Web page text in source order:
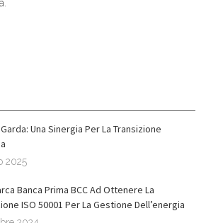
Garda: Una Sinergia Per La Transizione
2025
Banca Prima BCC Ad Ottenere La
ISO 50001 Per La Gestione Dell’energia